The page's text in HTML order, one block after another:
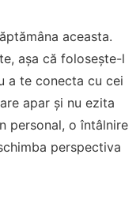
aceasta.
așa că folosește-l
a te conecta cu cei
apar și nu ezita
personal, o întâlnire
perspectiva